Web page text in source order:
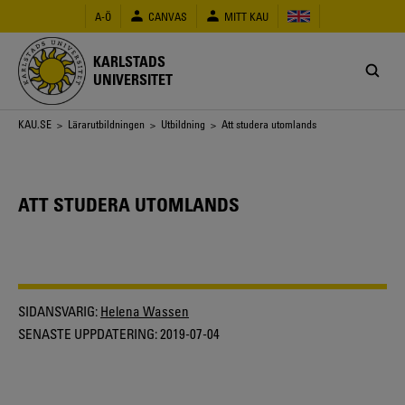
huvudinnehåll
A-Ö CANVAS MITT KAU
KARLSTADS
UNIVERSITET
Länkstig
KAU.SE > Lärarutbildningen > Utbildning > Att studera utomlands
ATT STUDERA UTOMLANDS
SIDANSVARIG: Helena Wassen
SENASTE UPPDATERING:2019-07-04